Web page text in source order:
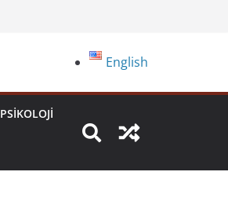
English
PSIKOLOJI